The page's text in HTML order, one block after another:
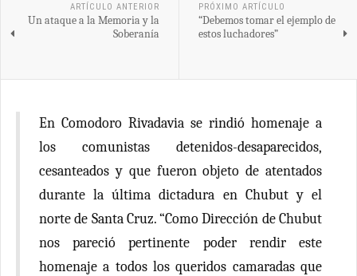
ARTÍCULO ANTERIOR
Un ataque a la Memoria y la
Soberanía
PRÓXIMO ARTÍCULO
“Debemos tomar el ejemplo de
estos luchadores”
En Comodoro Rivadavia se rindió homenaje a
los comunistas detenidos-desaparecidos,
cesanteados y que fueron objeto de atentados
durante la última dictadura en Chubut y el
norte de Santa Cruz. “Como Dirección de Chubut
nos pareció pertinente poder rendir este
homenaje a todos los queridos camaradas que